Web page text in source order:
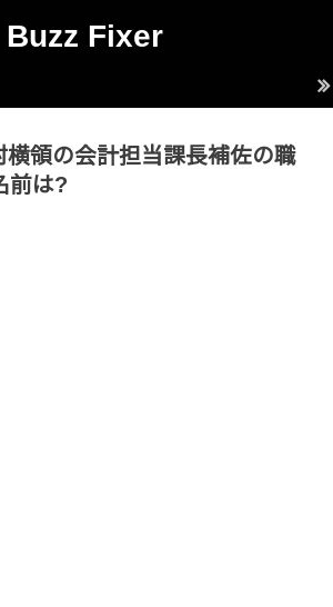
Buzz Fixer
横領の会計担当課長補佐の職
前は?